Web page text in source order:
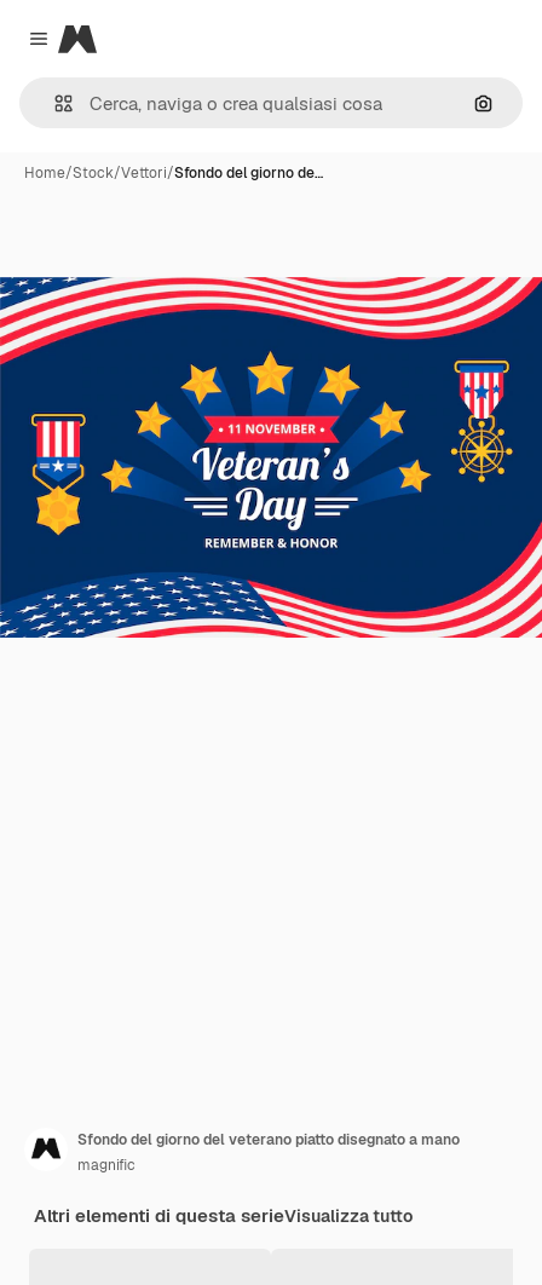
Close menu
Magnific
Cerca
Home/Stock/Vettori/Sfondo del giorno de…
Sfondo del giorno del veterano piatto disegnato a mano
magnific
Altri elementi di questa serieVisualizza tutto